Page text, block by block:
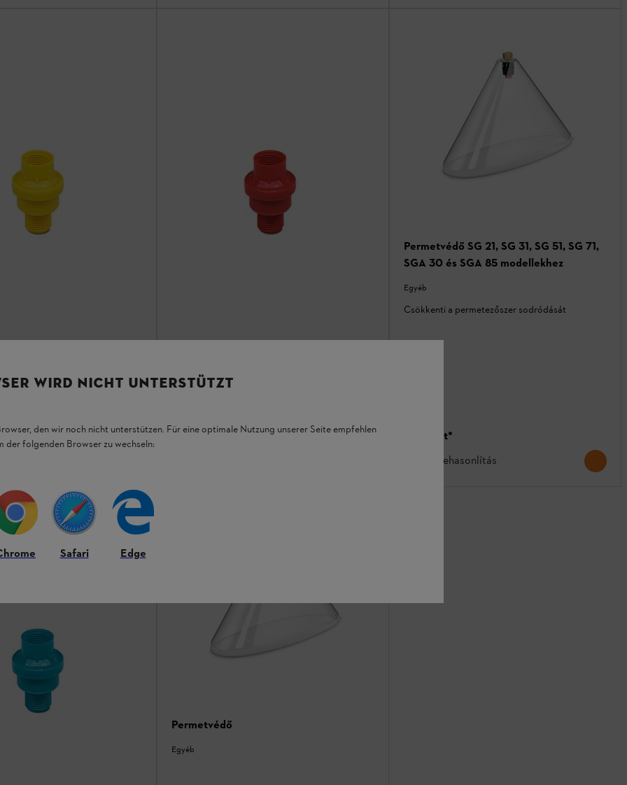
1,0 bar Nyomószelep 1,5 bar
17 396 Ft*
Permetvédő SG 21, SG 31, SG 51, SG 71,
SGA 30 és SGA 85 modellekhez
Egyéb
Csökkenti a permetezőszer sodródását
12 762 Ft*
Összehasonlítás
Permetvédő
Egyéb
WIRD NICHT UNTERSTÜTZT
den wir noch nicht unterstützen. Für eine optimale Nutzung unserer Seite empfehlen
der folgenden Browser zu wechseln:
Safari Edge